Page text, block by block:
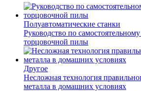
Полуавтоматические станки
Руководство по
торцовочной пилы
Другое
Несложная технология
металла в домашних условиях